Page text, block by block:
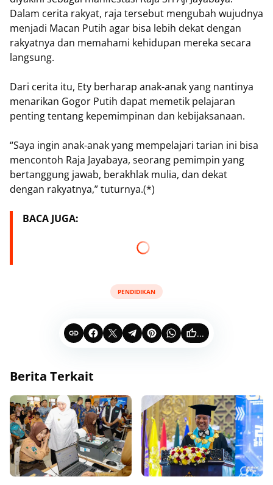
Dalam cerita rakyat, raja tersebut mengubah wujudnya
menjadi Macan Putih agar bisa lebih dekat dengan
rakyatnya dan memahami kehidupan mereka secara
langsung.
Dari cerita itu, Ety berharap anak-anak yang nantinya
menarikan Gogor Putih dapat memetik pelajaran
penting tentang kepemimpinan dan kebijaksanaan.
“Saya ingin anak-anak yang mempelajari tarian ini bisa
mencontoh Raja Jayabaya, seorang pemimpin yang
bertanggung jawab, berakhlak mulia, dan dekat
dengan rakyatnya,” tuturnya.(*)
BACA JUGA:
PENDIDIKAN
...
Berita Terkait